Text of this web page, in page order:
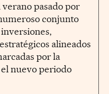
pasado por
conjunto
alineados
por la
nuevo periodo